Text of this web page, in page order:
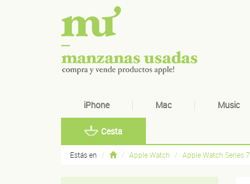
iPhone Mac Music
Cesta
Estás en Apple Watch Apple Watch Series 7